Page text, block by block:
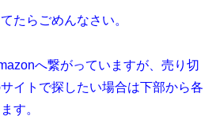
たらごめんなさい。
へ繋がっていますが、売り切
イトで探したい場合は下部から各
す。